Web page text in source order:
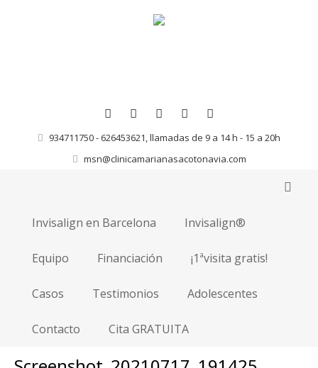
934711750 - 626453621, llamadas de 9 a 14 h - 15 a 20h
msn@clinicamarianasacotonavia.com
Invisalign en Barcelona Invisalign®
Equipo Financiación ¡1ªvisita gratis!
Casos Testimonios Adolescentes
Contacto Cita GRATUITA